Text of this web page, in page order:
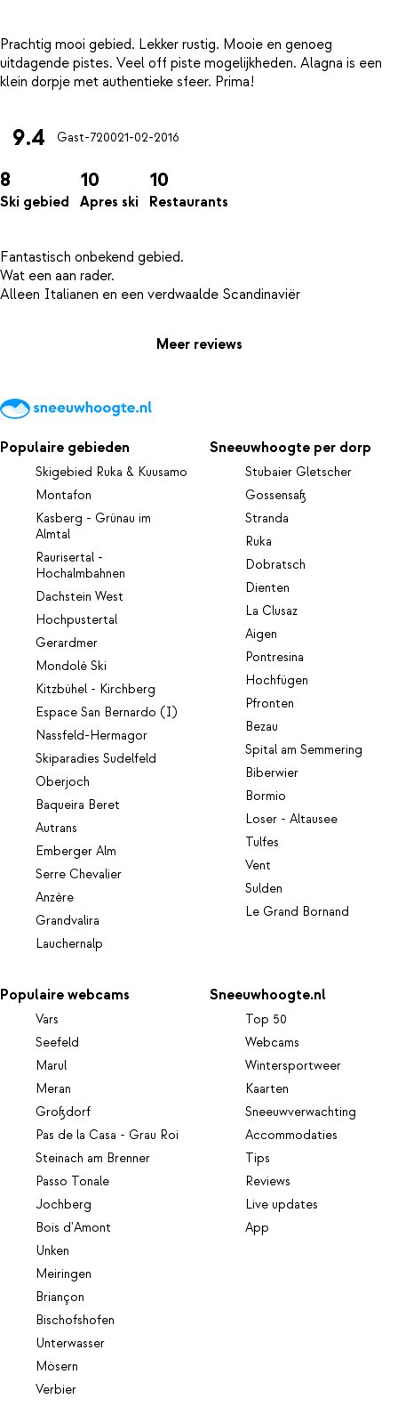
Prachtig mooi gebied. Lekker rustig. Mooie en genoeg
uitdagende pistes. Veel off piste mogelijkheden. Alagna is een
9.4 Gast-720021-02-2016
8
Ski gebied
10
Apres ski
10
Restaurants
Fantastisch onbekend gebied.
Wat een aan rader.
Meer reviews
Populaire gebieden
Skigebied Ruka & Kuusamo
Montafon
Kasberg - Grünau im
Almtal
Raurisertal -
Hochalmbahnen
Dachstein West
Hochpustertal
Gerardmer
Mondolè Ski
Kitzbühel - Kirchberg
Espace San Bernardo (I)
Nassfeld-Hermagor
Skiparadies Sudelfeld
Oberjoch
Baqueira Beret
Autrans
Emberger Alm
Serre Chevalier
Anzère
Grandvalira
Lauchernalp
Sneeuwhoogte per dorp
Stubaier Gletscher
Gossensaß
Stranda
Ruka
Dobratsch
Dienten
La Clusaz
Aigen
Pontresina
Hochfügen
Pfronten
Bezau
Spital am Semmering
Biberwier
Bormio
Loser - Altausee
Tulfes
Vent
Sulden
Le Grand Bornand
Populaire webcams
Vars
Seefeld
Marul
Meran
Großdorf
Pas de la Casa - Grau Roi
Steinach am Brenner
Passo Tonale
Jochberg
Bois d'Amont
Unken
Meiringen
Briançon
Bischofshofen
Unterwasser
Mösern
Verbier
Sneeuwhoogte.nl
Top 50
Webcams
Wintersportweer
Kaarten
Sneeuwverwachting
Accommodaties
Tips
Reviews
Live updates
App